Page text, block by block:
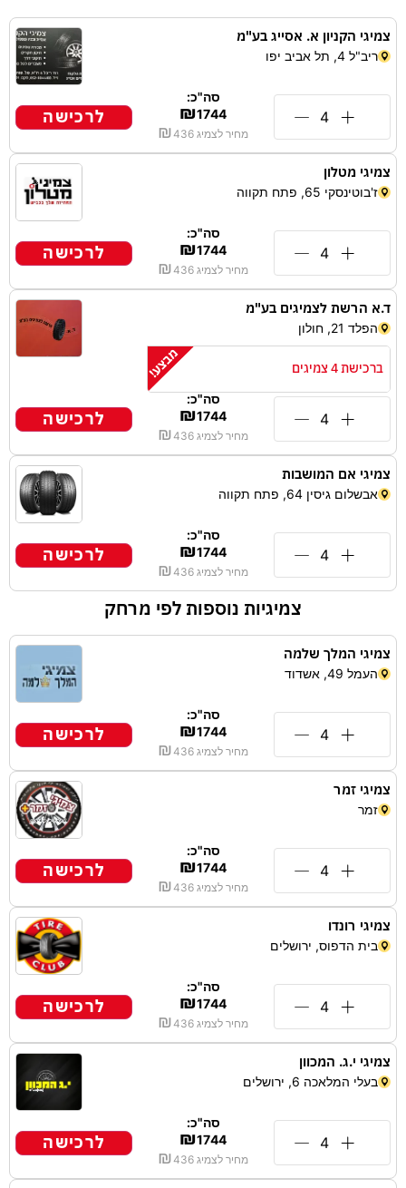
צמיגי הקניון א. אסייג בע"מ
ריב"ל 4, תל אביב יפו
סה"כ:
₪1744
מחיר לצמיג ₪436
לרכישה
צמיגי מטלון
ז'בוטינסקי 65, פתח תקווה
סה"כ:
₪1744
מחיר לצמיג ₪436
לרכישה
ד.א הרשת לצמיגים בע"מ
הפלד 21, חולון
ברכישת 4 צמיגים
סה"כ:
₪1744
מחיר לצמיג ₪436
לרכישה
צמיגי אם המושבות
אבשלום גיסין 64, פתח תקווה
סה"כ:
₪1744
מחיר לצמיג ₪436
לרכישה
צמיגיות נוספות לפי מרחק
צמיגי המלך שלמה
העמל 49, אשדוד
סה"כ:
₪1744
מחיר לצמיג ₪436
לרכישה
צמיגי זמר
זמר
סה"כ:
₪1744
מחיר לצמיג ₪436
לרכישה
צמיגי רונדו
בית הדפוס, ירושלים
סה"כ:
₪1744
מחיר לצמיג ₪436
לרכישה
צמיגי י.ג. המכוון
בעלי המלאכה 6, ירושלים
סה"כ:
₪1744
מחיר לצמיג ₪436
לרכישה